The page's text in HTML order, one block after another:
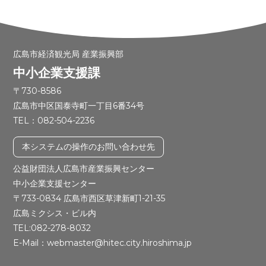
広島市経済観光局 産業振興部
中小企業支援課
〒730-8586
広島市中区国泰寺町一丁目6番34号
TEL：082-504-2236
本システムの操作のお問い合わせ先
公益財団法人広島市産業振興センター
中小企業支援センター
〒733-0834 広島市西区草津新町1-21-35
広島ミクシス・ビル内
TEL:082-278-8032
E-Mail：webmaster@hitec.city.hiroshima.jp